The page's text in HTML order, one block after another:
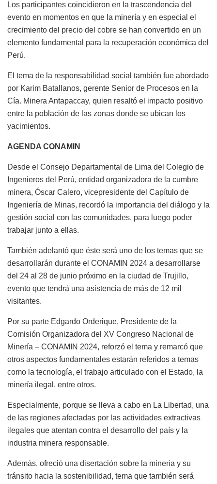
Los participantes coincidieron en la trascendencia del
evento en momentos en que la minería y en especial el
crecimiento del precio del cobre se han convertido en un
elemento fundamental para la recuperación económica del
Perú.
El tema de la responsabilidad social también fue abordado
por Karim Batallanos, gerente Senior de Procesos en la
Cía. Minera Antapaccay, quien resaltó el impacto positivo
entre la población de las zonas donde se ubican los
yacimientos.
AGENDA CONAMIN
Desde el Consejo Departamental de Lima del Colegio de
Ingenieros del Perú, entidad organizadora de la cumbre
minera, Óscar Calero, vicepresidente del Capítulo de
Ingeniería de Minas, recordó la importancia del diálogo y la
gestión social con las comunidades, para luego poder
trabajar junto a ellas.
También adelantó que éste será uno de los temas que se
desarrollarán durante el CONAMIN 2024 a desarrollarse
del 24 al 28 de junio próximo en la ciudad de Trujillo,
evento que tendrá una asistencia de más de 12 mil
visitantes.
Por su parte Edgardo Orderique, Presidente de la
Comisión Organizadora del XV Congreso Nacional de
Minería – CONAMIN 2024, reforzó el tema y remarcó que
otros aspectos fundamentales estarán referidos a temas
como la tecnología, el trabajo articulado con el Estado, la
minería ilegal, entre otros.
Especialmente, porque se lleva a cabo en La Libertad, una
de las regiones afectadas por las actividades extractivas
ilegales que atentan contra el desarrollo del país y la
industria minera responsable.
Además, ofreció una disertación sobre la minería y su
tránsito hacia la sostenibilidad, tema que también será